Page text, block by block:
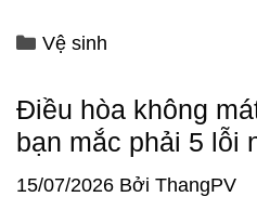
Vệ sinh
Điều hòa không
bạn mắc phải 5 lỗi
15/07/2026 Bởi ThangPV